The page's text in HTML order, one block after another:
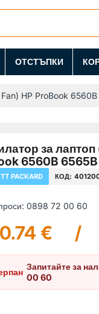
ОТСТЪПКИ
Fan) HP ProBook
за лаптоп
6560B
PACKARD КОД:
0898 72 00 60
€ /
Запитайте за
00 60